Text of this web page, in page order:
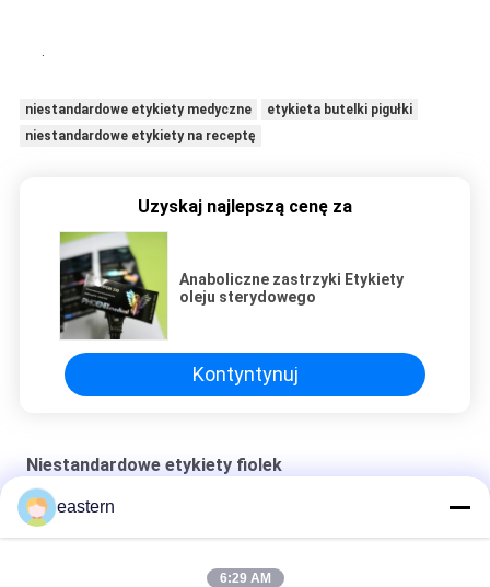
niestandardowe etykiety medyczne
etykieta butelki pigułki
niestandardowe etykiety na receptę
Uzyskaj najlepszą cenę za
Anaboliczne zastrzyki Etykiety
oleju sterydowego
Kontyntynuj
Niestandardowe etykiety fiolek
Etykiety na fiolki szklane Sus 250 10ml
Książki z etykietami do butelek 10 ml
eastern
6:29 AM